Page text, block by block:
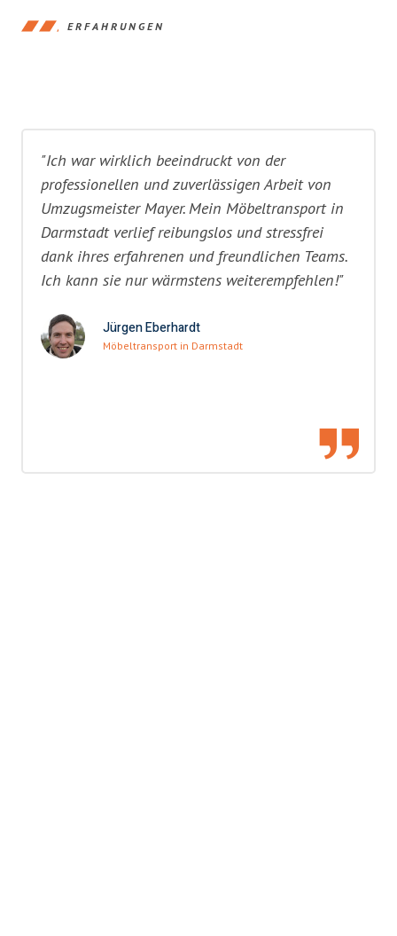
ERFAHRUNGEN
"Ich war wirklich beeindruckt von der
professionellen und zuverlässigen Arbeit von
Umzugsmeister Mayer. Mein Möbeltransport in
Darmstadt verlief reibungslos und stressfrei
dank ihres erfahrenen und freundlichen Teams.
Ich kann sie nur wärmstens weiterempfehlen!"
Jürgen Eberhardt
Möbeltransport in Darmstadt